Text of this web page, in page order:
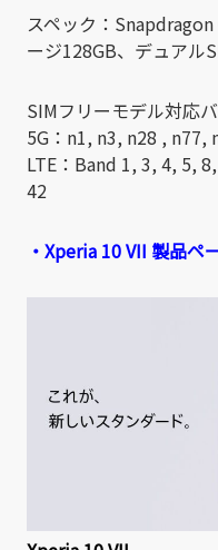
スペック：
ージ128GB、デュアル
SIMフリーモデル対応
5G：n1, n3, n28 , n77,
LTE：Band 1, 3, 4, 5,
42
・Xperia 10 VII 製品ペ